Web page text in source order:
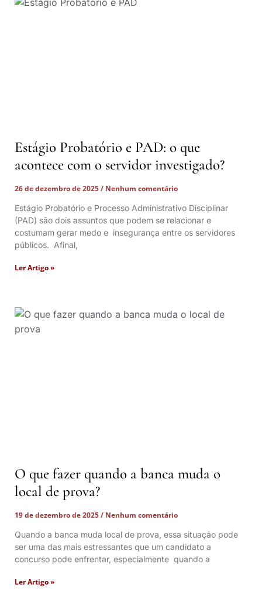
Estágio Probatório e PAD: o que
acontece com o servidor investigado?
26 de dezembro de 2025
Nenhum comentário
Estágio Probatório e Processo Administrativo Disciplinar
(PAD) são dois assuntos que podem se relacionar e
costumam gerar medo e insegurança entre os servidores
públicos. Afinal,
Ler Artigo »
O que fazer quando a banca muda o
local de prova?
19 de dezembro de 2025
Nenhum comentário
Quando a banca muda local de prova, essa situação pode
ser uma das mais estressantes que um candidato a
concurso pode enfrentar, especialmente quando a
Ler Artigo »